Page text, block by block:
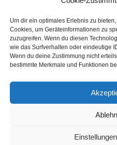
Um dir ein optimales Erlebnis zu
Cookies, um Geräteinformationen zu
zuzugreifen. Wenn du diesen
wie das Surfverhalten oder eindeutige
Wenn du deine Zustimmung nicht
bestimmte Merkmale und Funktionen
Ausgabe verpasst? Kein Problem
Shop untershop.msv-medien.de
GmbH